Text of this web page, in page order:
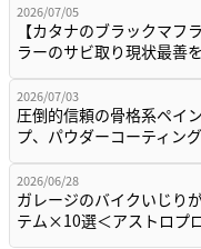
2026/07/05
【カタナのブラックマフ
ラーのサビ取り現状最善
2026/07/03
圧倒的信頼の骨格系ペイ
プ、パウダーコーティン
2026/06/28
ガレージのバイクいじり
テム×10選＜アストロプ